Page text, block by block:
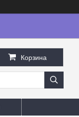
Корзина